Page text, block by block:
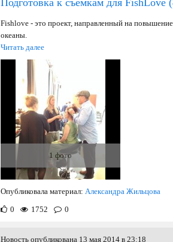
Подготовка к съемкам для FishLove
Fishlove - это проект, направленный на
океаны.
Читать далее
1 фото
Опубликовала материал: Александра Жильцова
0
1752 0
Новость опубликована 13 мая 2014 в 23:18